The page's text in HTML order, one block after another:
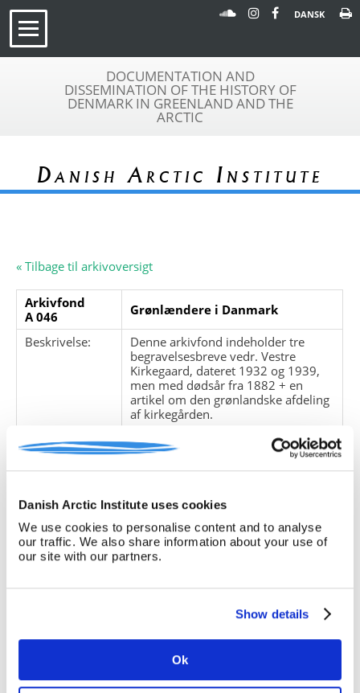
Danish Arctic Institute uses cookies
We use cookies to personalise content and to analyse
our traffic. We also share information about your use of
our site with our partners.
Show details
Ok
DANSK
DOCUMENTATION AND
DISSEMINATION OF THE HISTORY OF
DENMARK IN GREENLAND AND THE
ARCTIC
Danish Arctic Institute
« Tilbage til arkivoversigt
Arkivfond
A 046
Grønlændere i Danmark
Beskrivelse:
Denne arkivfond indeholder tre
begravelsesbreve vedr. Vestre
Kirkegaard, dateret 1932 og 1939,
men med dødsår fra 1882 + en
artikel om den grønlandske afdeling
af kirkegården.
Giver:
Dansk Polarcenter
Note:
Ingen note registreret
Henvisninger
Relaterede
døde
kirkegårde